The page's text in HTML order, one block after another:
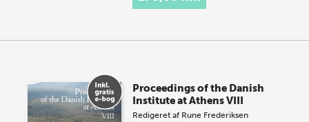
Proceedings of the Danish
Institute at Athens VIII
Redigeret af Rune Frederiksen